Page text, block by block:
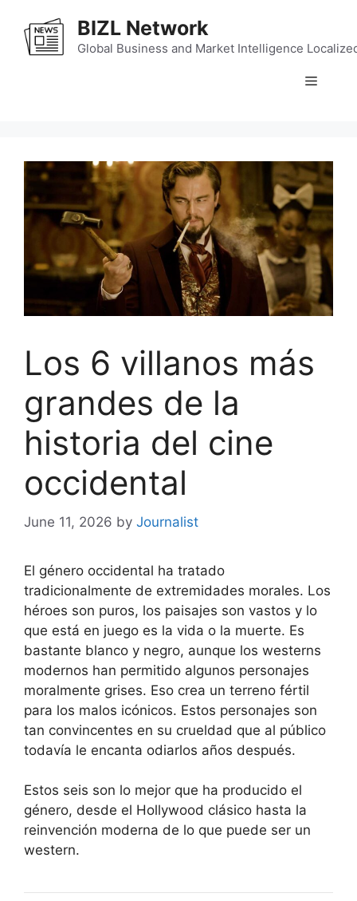
content
BIZL Network
Global Business and Market Intelligence
Menu
Los 6 villanos más
grandes de la
historia del cine
occidental
June 11, 2026 by Journalist
El género occidental ha tratado
tradicionalmente de extremidades morales. Los
héroes son puros, los paisajes son vastos y lo
que está en juego es la vida o la muerte. Es
bastante blanco y negro, aunque los westerns
modernos han permitido algunos personajes
moralmente grises. Eso crea un terreno fértil
para los malos icónicos. Estos personajes son
tan convincentes en su crueldad que al público
todavía le encanta odiarlos años después.
Estos seis son lo mejor que ha producido el
género, desde el Hollywood clásico hasta la
reinvención moderna de lo que puede ser un
western.